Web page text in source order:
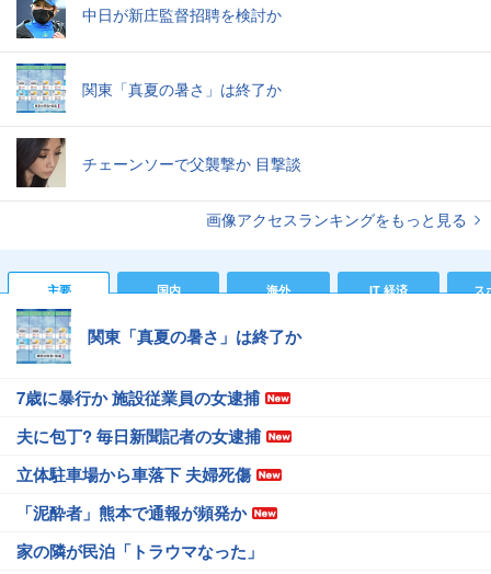
中日が新庄監督招聘を検討か
関東「真夏の暑さ」は終了か
チェーンソーで父襲撃か 目撃談
画像アクセスランキングをもっと見る
主要 国内 海外 IT 経済 ス
関東「真夏の暑さ」は終了か
7歳に暴行か 施設従業員の女逮捕
夫に包丁? 毎日新聞記者の女逮捕
立体駐車場から車落下 夫婦死傷
「泥酔者」熊本で通報が頻発か
家の隣が民泊「トラウマなった」